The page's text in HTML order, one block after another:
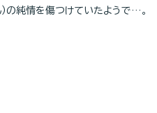
の純情を傷つけていたようで…。